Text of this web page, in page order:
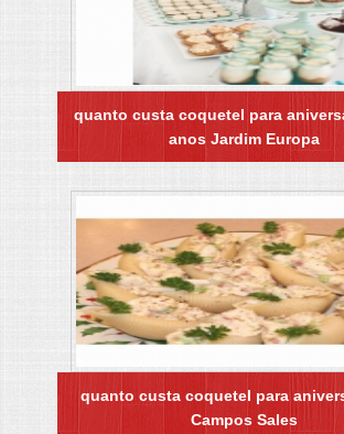
quanto custa coquetel para
anos Jardim Europa
quanto custa coquetel para
Campos Sales